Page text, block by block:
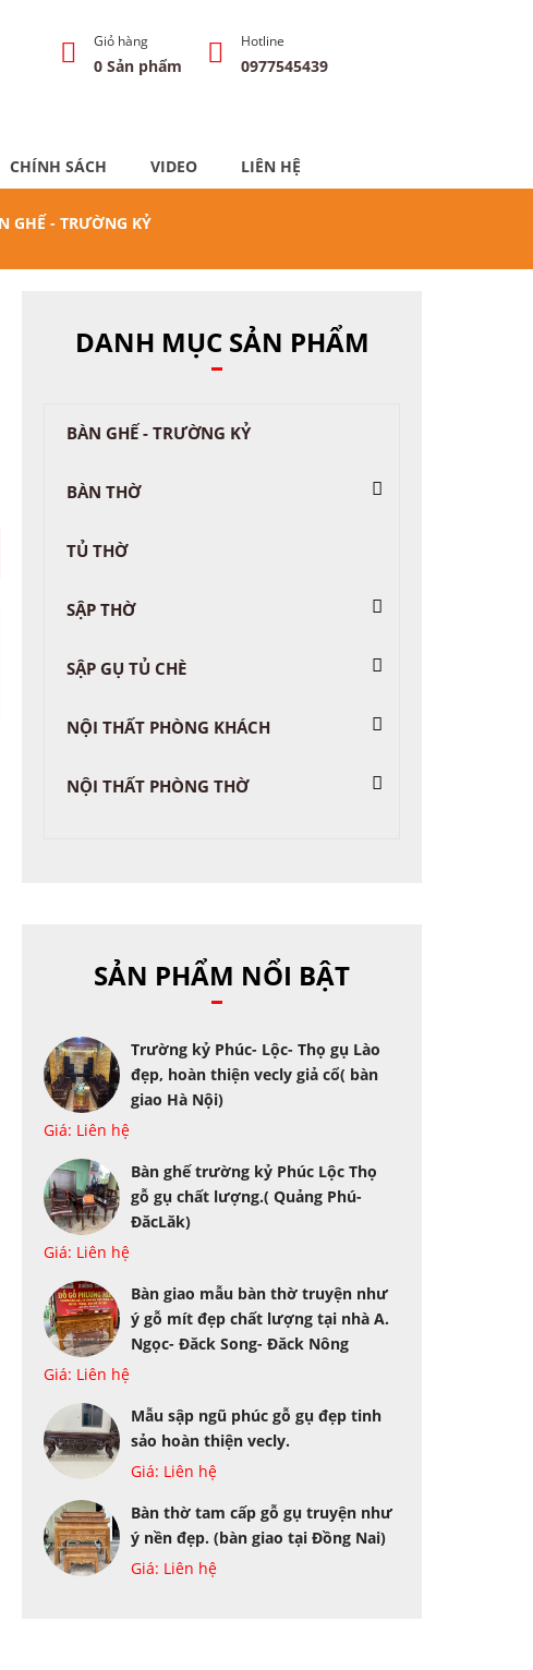
Giỏ hàng
0 Sản phẩm
Hotline
0977545439
CHÍNH SÁCH VIDEO LIÊN HỆ
GHẾ - TRƯỜNG KỶ
DANH MỤC SẢN PHẨM
BÀN GHẾ - TRƯỜNG KỶ
BÀN THỜ
TỦ THỜ
SẬP THỜ
SẬP GỤ TỦ CHÈ
NỘI THẤT PHÒNG KHÁCH
NỘI THẤT PHÒNG THỜ
SẢN PHẨM NỔI BẬT
Trường kỷ Phúc- Lộc- Thọ gụ Lào
đẹp, hoàn thiện vecly giả cổ( bàn
giao Hà Nội)
Giá: Liên hệ
Bàn ghế trường kỷ Phúc Lộc Thọ
gỗ gụ chất lượng.( Quảng Phú-
ĐăcLăk)
Giá: Liên hệ
Bàn giao mẫu bàn thờ truyện như
ý gỗ mít đẹp chất lượng tại nhà A.
Ngọc- Đăck Song- Đăck Nông
Giá: Liên hệ
Mẫu sập ngũ phúc gỗ gụ đẹp tinh
sảo hoàn thiện vecly.
Giá: Liên hệ
Bàn thờ tam cấp gỗ gụ truyện như
ý nền đẹp. (bàn giao tại Đồng Nai)
Giá: Liên hệ